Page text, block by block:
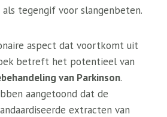
tegengif voor slangenbeten.
aspect dat voortkomt uit
betreft het potentieel van
van Parkinson.
aangetoond dat de
extracten van